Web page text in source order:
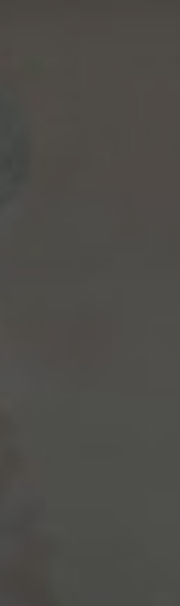
dies, indem sie
akzeptiert
externe Inhalte